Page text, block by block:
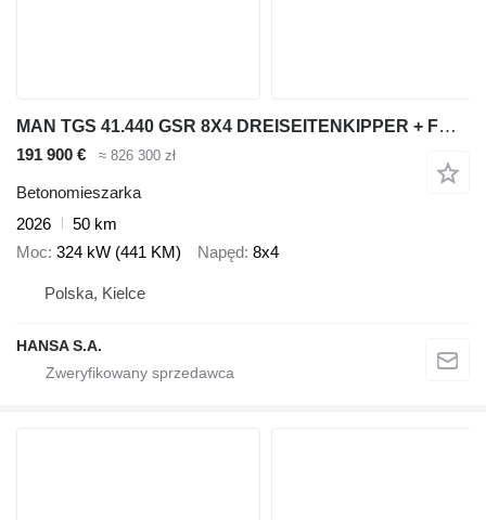
MAN TGS 41.440 GSR 8X4 DREISEITENKIPPER + FML 10 M3
191 900 € ≈ 826 300 zł
Betonomieszarka
2026
50 km
Moc 324 kW (441 KM) Napęd 8x4
Polska, Kielce
HANSA S.A.